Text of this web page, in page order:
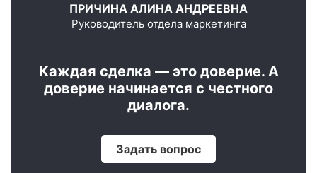
ПРИЧИНА АЛИНА АНДРЕЕВНА
Руководитель отдела маркетинга
Каждая сделка — это доверие. А
доверие начинается с честного
диалога.
Задать вопрос